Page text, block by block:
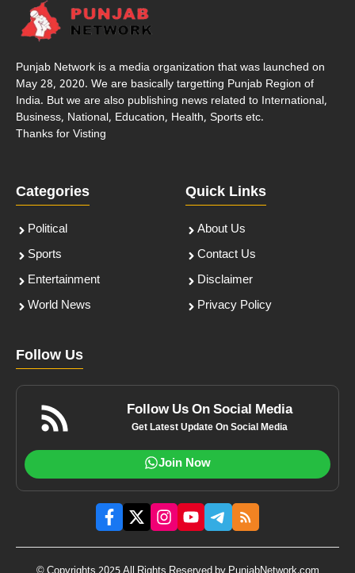
Punjab Network is a media organization that was launched on
May 28, 2020. We are basically targetting Punjab Region of
India. But we are also publishing news related to International,
Business, National, Education, Health, Sports etc.
Thanks for Visting
Categories
Political
Sports
Entertainment
World News
Quick Links
About Us
Contact Us
Disclaimer
Privacy Policy
Follow Us
Follow Us On Social Media
Get Latest Update On Social Media
Join Now